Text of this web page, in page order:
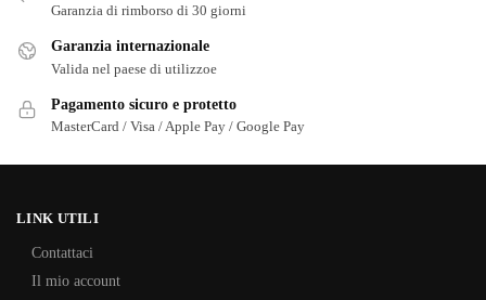
Garanzia di rimborso di 30 giorni
Garanzia internazionale
Valida nel paese di utilizzoe
Pagamento sicuro e protetto
MasterCard / Visa / Apple Pay / Google Pay
LINK UTILI
Contattaci
Il mio account